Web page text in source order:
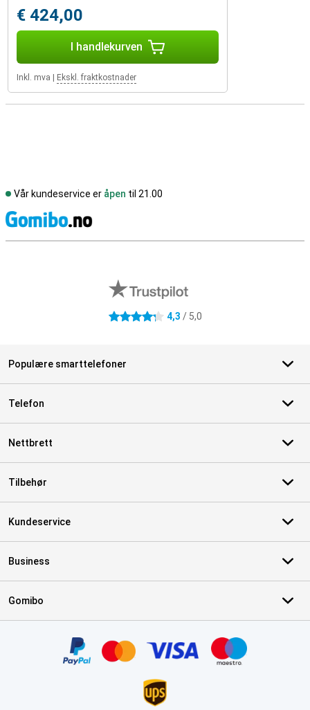
€ 424,00
I handlekurven
Inkl. mva Ekskl. fraktkostnader
Vår kundeservice er åpen til 21.00
4.3 stjerner 4,3 / 5,0
Populære smarttelefoner
Telefon
Nettbrett
Tilbehør
Kundeservice
Business
Gomibo